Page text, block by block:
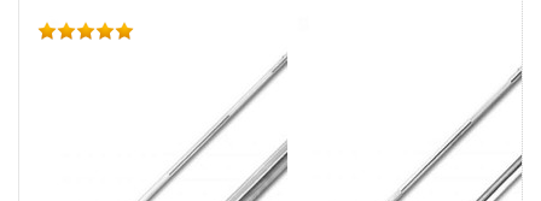
Langhantelstange
Aufnahme
Zu diesem
Langhantelstange
30 mm x 183 cm
Aufnahme